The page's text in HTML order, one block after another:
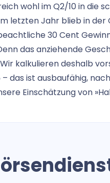
wohl im Q2/10 in die
letzten Jahr blieb in der
30 Cent
das anziehende
kalkulieren deshalb
– das ist ausbaufähig,
Einschätzung von